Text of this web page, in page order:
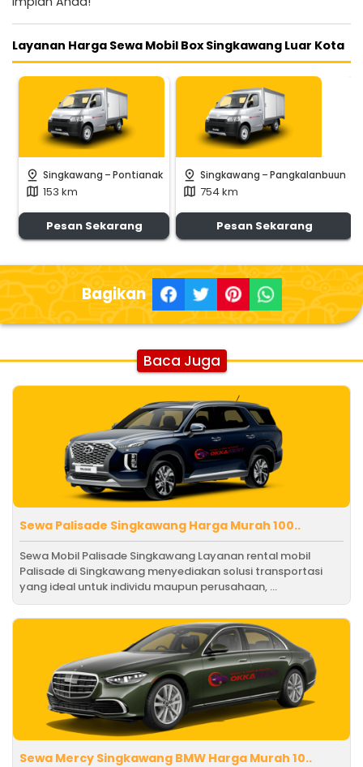
Layanan Harga Sewa Mobil Box Singkawang Luar Kota
pin_drop Singkawang -Pontianak
map 153 km
Pesan Sekarang
pin_drop Singkawang -Pangkalanbuun
map 754 km
Pesan Sekarang
Bagikan
Baca Juga
Sewa Palisade Singkawang Harga Murah 100..
Sewa Mobil Palisade Singkawang Layanan rental mobil
Palisade di Singkawang menyediakan solusi transportasi
yang ideal untuk individu maupun perusahaan, ...
Sewa Mercy Singkawang BMW Harga Murah 10..